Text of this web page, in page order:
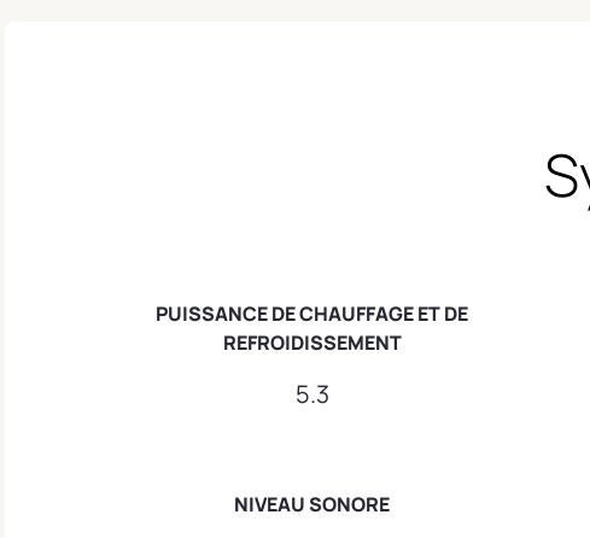
PUISSANCE DE CHAUFFAGE ET DE
REFROIDISSEMENT
5.3
NIVEAU SONORE